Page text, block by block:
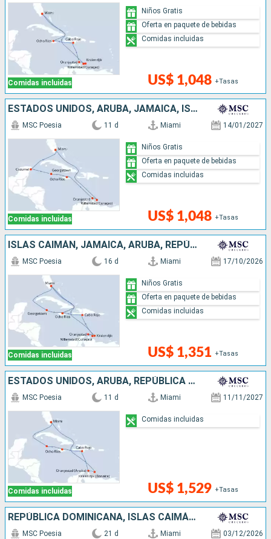
Comidas incluidas US$ 1,048 +Tasas
Niños Gratis
Oferta en paquete de bebidas
Comidas incluidas
ESTADOS UNIDOS, ARUBA, JAMAICA, ISLAS CAIMÁN, MÉXICO
Comidas incluidas
MSC Poesia 11 d Miami 14/01/2027
US$ 1,048 +Tasas
Niños Gratis
Oferta en paquete de bebidas
Comidas incluidas
ISLAS CAIMÁN, JAMAICA, ARUBA, REPÚBLICA DOMINICANA, ESTADOS UNIDOS
Comidas incluidas
MSC Poesia 16 d Miami 17/10/2026
US$ 1,351 +Tasas
Niños Gratis
Oferta en paquete de bebidas
Comidas incluidas
ESTADOS UNIDOS, ARUBA, REPÚBLICA DOMINICANA, JAMAICA, ISLAS CAIMÁN
Comidas incluidas
MSC Poesia 11 d Miami 11/11/2027
US$ 1,529 +Tasas
Comidas incluidas
REPÚBLICA DOMINICANA, ISLAS CAIMÁN, JAMAICA, ARUBA, ESTADOS UNIDOS
MSC Poesia 21 d Miami 03/12/2026